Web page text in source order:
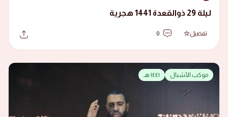
ليلة 29 ذوالقعدة 1441 هجرية
تفضيل 0
موكب الأشبال ١٤٤١ هـ